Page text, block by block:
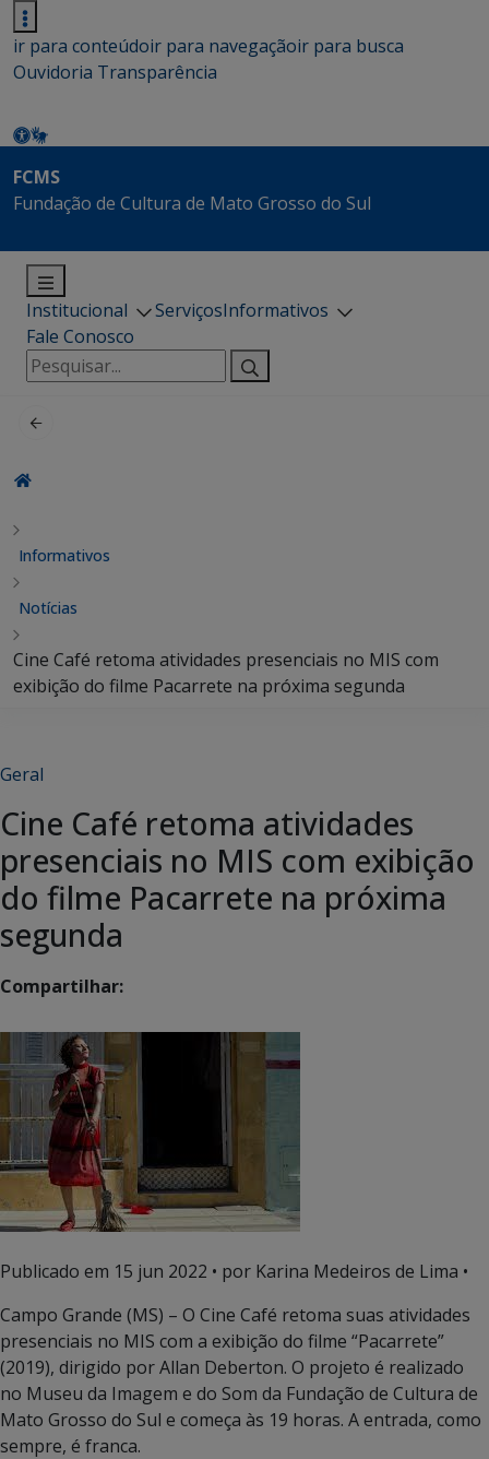
ir para conteúdoir para navegaçãoir para busca
Ouvidoria Transparência
FCMS
Fundação de Cultura de Mato Grosso do Sul
Institucional ServiçosInformativos
Fale Conosco
Pesquisar
por:
Informativos
Notícias
Cine Café retoma atividades presenciais no MIS com
exibição do filme Pacarrete na próxima segunda
Geral
Cine Café retoma atividades
presenciais no MIS com exibição
do filme Pacarrete na próxima
segunda
Compartilhar:
Publicado em 15 jun 2022 • por Karina Medeiros de Lima •
Campo Grande (MS) – O Cine Café retoma suas atividades
presenciais no MIS com a exibição do filme “Pacarrete”
(2019), dirigido por Allan Deberton. O projeto é realizado
no Museu da Imagem e do Som da Fundação de Cultura de
Mato Grosso do Sul e começa às 19 horas. A entrada, como
sempre, é franca.